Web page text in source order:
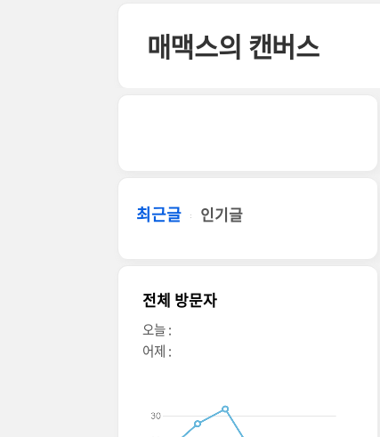
매맥스의 캔버스
최근글 인기글
전체 방문자
오늘 :
어제 :